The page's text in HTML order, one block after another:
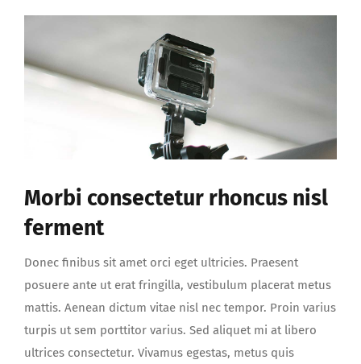
isompana
Morbi consectetur rhoncus nisl
ferment
Donec finibus sit amet orci eget ultricies. Praesent
posuere ante ut erat fringilla, vestibulum placerat metus
mattis. Aenean dictum vitae nisl nec tempor. Proin varius
turpis ut sem porttitor varius. Sed aliquet mi at libero
ultrices consectetur. Vivamus egestas, metus quis